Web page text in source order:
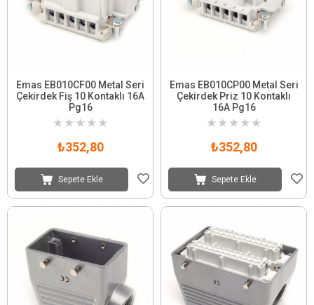
Emas EB010CF00 Metal Seri
Çekirdek Fiş 10 Kontaklı 16A
Pg16
★ ★ ★ ★ ★
₺352,80
Sepete Ekle
Emas EB010CP00 Metal Seri
Çekirdek Priz 10 Kontaklı
16A Pg16
★ ★ ★ ★ ★
₺352,80
Sepete Ekle